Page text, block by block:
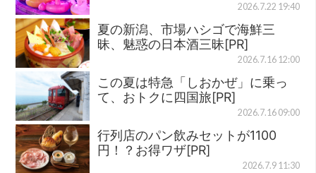
2026.7.22 19:40
夏の新潟、市場ハシゴで海鮮三
昧、魅惑の日本酒三昧[PR]
2026.7.16 12:00
この夏は特急「しおかぜ」に乗っ
て、おトクに四国旅[PR]
2026.7.16 09:00
行列店のパン飲みセットが1100
円！？お得ワザ[PR]
2026.7.9 11:30